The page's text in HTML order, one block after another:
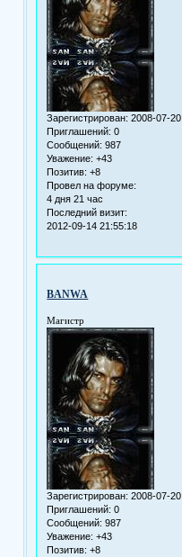
Зарегистрирован: 2008-07-20
Приглашений: 0
Сообщений: 987
Уважение: +43
Позитив: +8
Провел на форуме:
4 дня 21 час
Последний визит:
2012-09-14 21:55:18
BANWA
Магистр
Зарегистрирован: 2008-07-20
Приглашений: 0
Сообщений: 987
Уважение: +43
Позитив: +8